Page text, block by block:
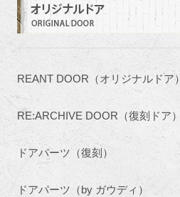
REANT DOOR（オリジナルドア）
RE:ARCHIVE DOOR（復刻ドア）
ドアパーツ（復刻）
ドアパーツ（by ガウディ）